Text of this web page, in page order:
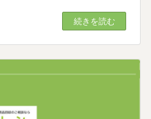
続きを読む